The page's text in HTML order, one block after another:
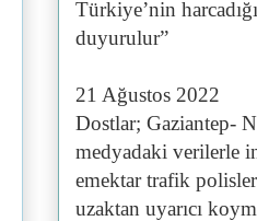
Türkiye’nin
duyurulur”
21 Ağustos 2022
Dostlar; Gaziantep-
medyadaki verilerle
emektar trafik
uzaktan uyarıcı